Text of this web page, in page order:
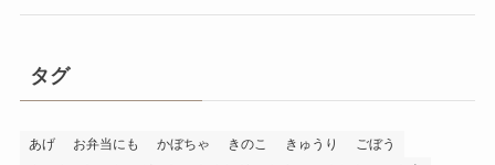
タグ
あげ お弁当にも かぼちゃ きのこ きゅうり
ごぼう